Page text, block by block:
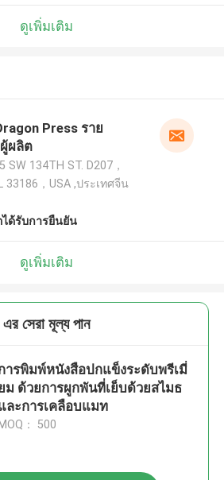
ดูเพิ่มเติม
Press ราย
ผลิต
SW 134TH ST. D207，
33186，USA ,ประเทศจีน
ได้รับการยืนยัน
ดูเพิ่มเติม
এর সেরা মূল্য পান
ารพิมพ์หนังสือปกแข็งระดับพรีเมี่
ม ด้วยการผูกพันที่เย็บด้วยสไมธ
ละการเคลือบแมท
MOQ： 500